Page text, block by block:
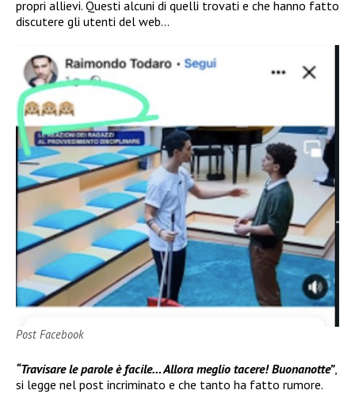
propri allievi. Questi alcuni di quelli trovati e che hanno fatto
discutere gli utenti del web…
Post Facebook
“Travisare le parole è facile… Allora meglio tacere! Buonanotte”,
si legge nel post incriminato e che tanto ha fatto rumore.